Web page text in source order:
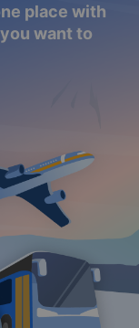
place with
want to